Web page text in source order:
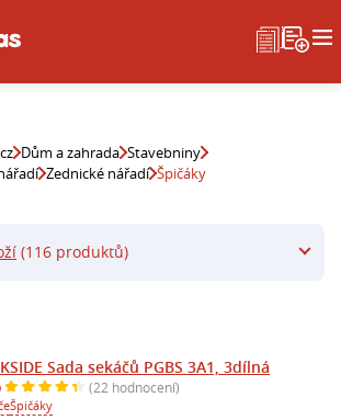
Dům a zahrada Stavebniny
Zednické nářadí Špičáky
Sada sekáčů PGBS 3A1, 3dílná
(22 hodnocení)
Špičáky
(116 produktů)